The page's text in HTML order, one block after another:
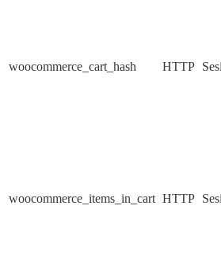
woocommerce_cart_hash HTTP
woocommerce_items_in_cart HTTP